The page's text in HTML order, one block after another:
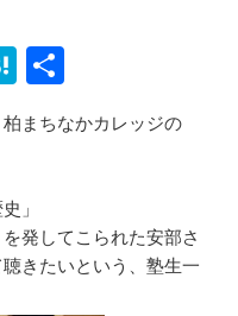
H
at
e
a
有
まちなかカレッジの
」
発してこられた安部さ
きたいという、塾生一